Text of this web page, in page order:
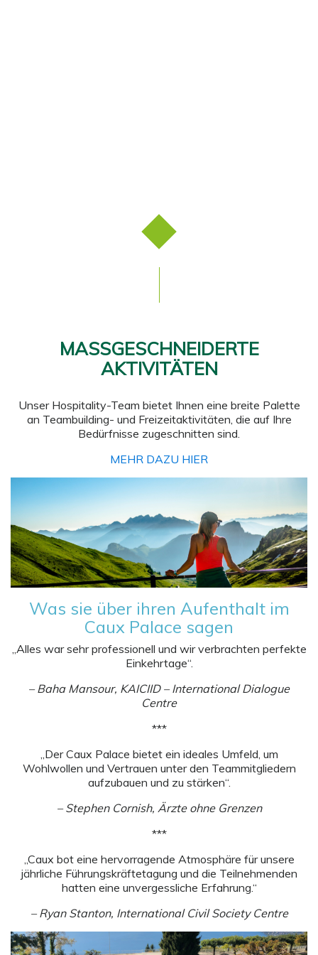
MASSGESCHNEIDERTE
AKTIVITÄTEN
Unser Hospitality-Team bietet Ihnen eine breite Palette
an Teambuilding- und Freizeitaktivitäten, die auf Ihre
Bedürfnisse zugeschnitten sind.
MEHR DAZU HIER
Was sie über ihren Aufenthalt im
Caux Palace sagen
„Alles war sehr professionell und wir verbrachten perfekte
Einkehrtage“.
– Baha Mansour, KAICIID – International Dialogue
Centre
***
„Der Caux Palace bietet ein ideales Umfeld, um
Wohlwollen und Vertrauen unter den Teammitgliedern
aufzubauen und zu stärken“.
– Stephen Cornish, Ärzte ohne Grenzen
***
„Caux bot eine hervorragende Atmosphäre für unsere
jährliche Führungskräftetagung und die Teilnehmenden
hatten eine unvergessliche Erfahrung.“
– Ryan Stanton, International Civil Society Centre